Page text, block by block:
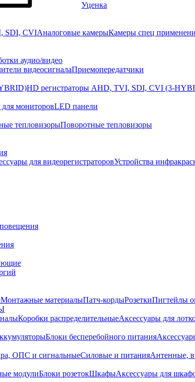
Уценка
SDI, CVIАналоговые камерыКамеры спец
аудио/видео
видеосигналаПриемопередатчики
HD регистраторы AHD, TVI, SDI, CVI (3-
мониторовLED панели
тепловизорыПоворотные тепловизоры
для видеорегистраторовУстройства
Монтажные материалыПатч-кордыРозеткиПигтейлы
Коробки распределительныеАксессуары для
Блоки бесперебойного питания
ОПС и сигнальныеСиловые и питанияАнтенные,
модулиБлоки розетокШкафыАксессуары для